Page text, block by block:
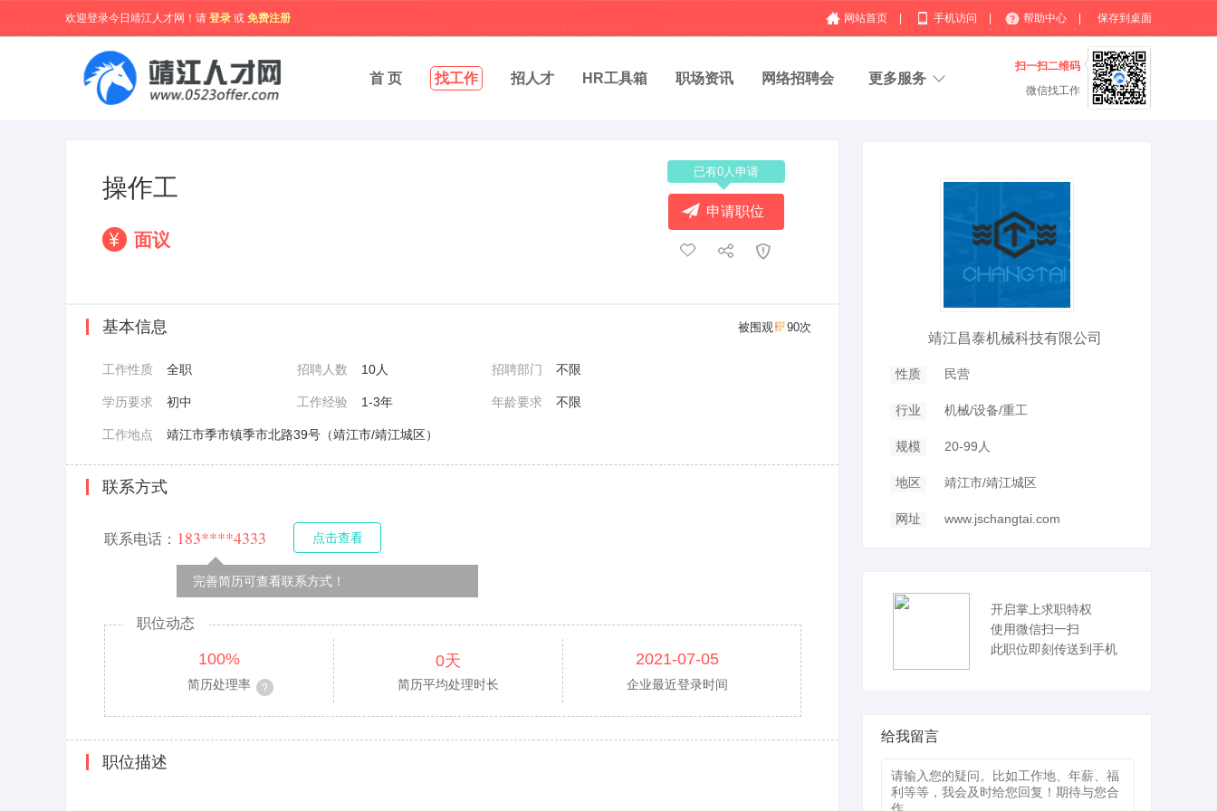
欢迎登录今日靖江人才网！请 登录 或 免费注册 网站首页 手机访问 帮助中心 保存到桌面
首 页 找工作 招人才 HR工具箱 职场资讯 网络招聘会
扫一扫二维码
微信找工作
更多服务
操作工
面议
申请职位
已有0人申请
基本信息 被围观 90次
工作性质 全职 招聘人数 10人 招聘部门 不限
学历要求 初中 工作经验 1-3年 年龄要求 不限
工作地点 靖江市季市镇季市北路39号（靖江市/靖江城区）
联系方式
联系电话： 183****4333 点击查看
完善简历可查看联系方式！
职位动态
100%
简历处理率
0天
简历平均处理时长
2021-07-05
企业最近登录时间
职位描述
靖江昌泰机械科技有限公司
性质 民营
行业 机械/设备/重工
规模 20-99人
地区 靖江市/靖江城区
网址 www.jschangtai.com
开启掌上求职特权
使用微信扫一扫
此职位即刻传送到手机
给我留言